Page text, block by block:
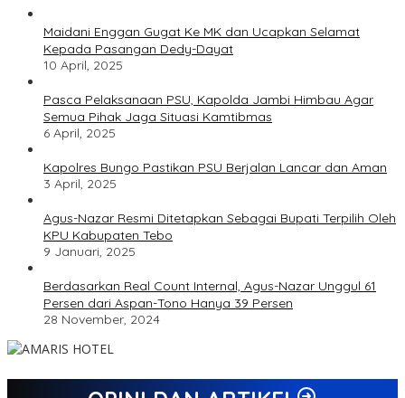
Maidani Enggan Gugat Ke MK dan Ucapkan Selamat
Kepada Pasangan Dedy-Dayat
10 April, 2025
Pasca Pelaksanaan PSU, Kapolda Jambi Himbau Agar
Semua Pihak Jaga Situasi Kamtibmas
6 April, 2025
Kapolres Bungo Pastikan PSU Berjalan Lancar dan Aman
3 April, 2025
Agus-Nazar Resmi Ditetapkan Sebagai Bupati Terpilih Oleh
KPU Kabupaten Tebo
9 Januari, 2025
Berdasarkan Real Count Internal, Agus-Nazar Unggul 61
Persen dari Aspan-Tono Hanya 39 Persen
28 November, 2024